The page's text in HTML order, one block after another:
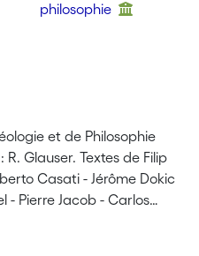
philosophie
et de Philosophie
Glauser. Textes de Filip
Casati - Jérôme Dokic
- Pierre Jacob - Carlos